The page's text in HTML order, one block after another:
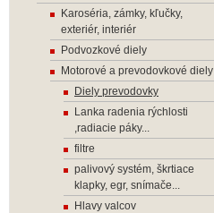
Karoséria, zámky, kľučky,
exteriér, interiér
Podvozkové diely
Motorové a prevodovkové diely
Diely prevodovky
Lanka radenia rýchlosti
,radiacie páky...
filtre
palivový systém, škrtiace
klapky, egr, snímače...
Hlavy valcov